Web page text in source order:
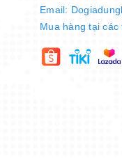
Email:
Mua hàng tại